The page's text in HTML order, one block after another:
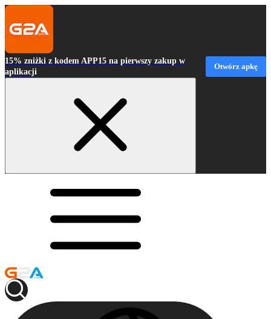
15% zniżki z kodem APP15 na pierwszy zakup w
aplikacji
Otwórz apkę